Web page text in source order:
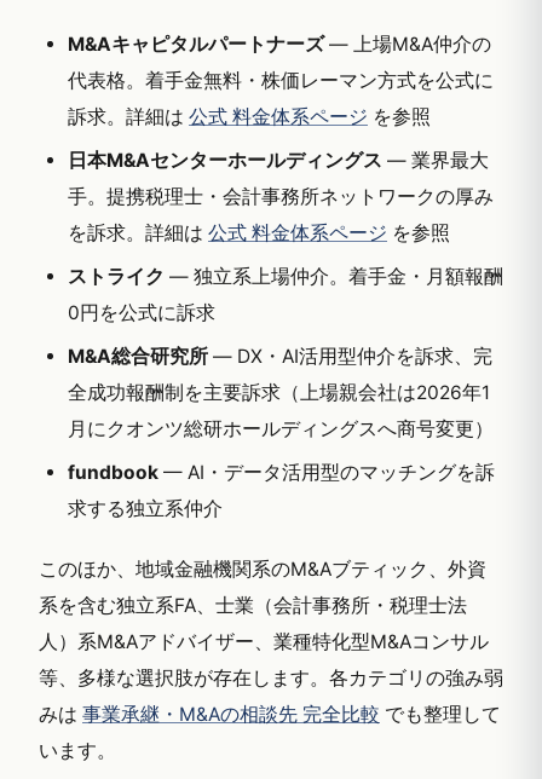
M&Aキャピタルパートナーズ— 上場M&A仲介の
代表格。着手金無料・株価レーマン方式を公式に
訴求。詳細は 公式 料金体系ページ を参照
日本M&Aセンターホールディングス — 業界最大
手。提携税理士・会計事務所ネットワークの厚み
を訴求。詳細は 公式 料金体系ページ を参照
ストライク — 独立系上場仲介。着手金・月額報酬
0円を公式に訴求
M&A総合研究所 — DX・AI活用型仲介を訴求、完
全成功報酬制を主要訴求（上場親会社は2026年1
月にクオンツ総研ホールディングスへ商号変更）
fundbook — AI・データ活用型のマッチングを訴
求する独立系仲介
このほか、地域金融機関系のM&Aブティック、外資
系を含む独立系FA、士業（会計事務所・税理士法
人）系M&Aアドバイザー、業種特化型M&Aコンサル
等、多様な選択肢が存在します。各カテゴリの強み弱
みは 事業承継・M&Aの相談先 完全比較 でも整理して
います。